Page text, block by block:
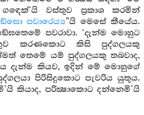
වස්තුව ප්‍රකාශ කරමින්
පවාරෙය්‍ය”යි මෙසේ කීයේය.
පවරාවා. ‘දැන්ම මොහුට
කරණකොට කිසි පුද්ගලයකු
තෙමේ යම් පුද්ගලයකු තබවාද,
දැන්ම කියව, ඉදින් මේ මොහුගේ
පිරිසිදුකොට පැවරිය යුතුය.
කියාද, පරික්‍ෂාකොට දන්නෙමි’යි